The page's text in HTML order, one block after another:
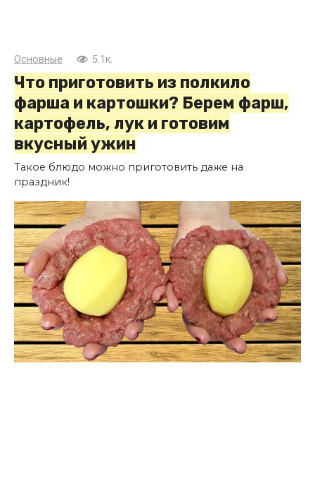
Основные 5.1к.
Что приготовить из полкило
фарша и картошки? Берем фарш,
картофель, лук и готовим
вкусный ужин
Такое блюдо можно приготовить даже на
праздник!